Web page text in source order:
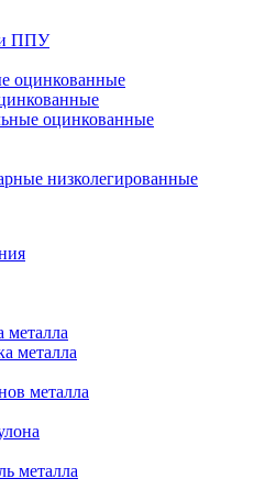
ППУ
оцинкованные
оцинкованные
низколегированные
металла
металла
металла
металла